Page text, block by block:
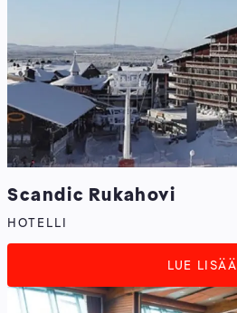
Scandic Rukahovi
HOTELLI
LUE LISÄÄ